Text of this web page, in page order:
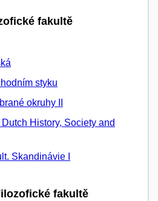
fakultě
styku
okruhy II
History, Society and
Skandinávie I
fakultě